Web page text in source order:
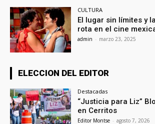
CULTURA
El lugar sin límites y
rota en el cine
admin - marzo 23, 2025
ELECCION DEL EDITOR
Destacadas
“Justicia para Liz”
en Cerritos
Editor Montse - agosto 7, 2026